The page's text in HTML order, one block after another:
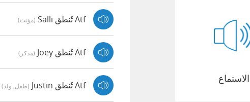
Atf تُنطق Salli (مؤنث)
Atf تُنطق Joey (مذكر)
Atf تُنطق Justin (طفل, ولد)
الاستماع